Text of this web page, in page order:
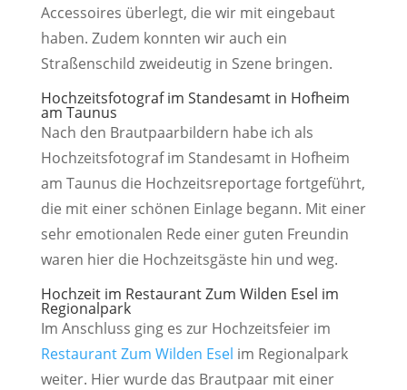
Accessoires überlegt, die wir mit eingebaut
haben. Zudem konnten wir auch ein
Straßenschild zweideutig in Szene bringen.
Hochzeitsfotograf im Standesamt in Hofheim
am Taunus
Nach den Brautpaarbildern habe ich als
Hochzeitsfotograf im Standesamt in Hofheim
am Taunus die Hochzeitsreportage fortgeführt,
die mit einer schönen Einlage begann. Mit einer
sehr emotionalen Rede einer guten Freundin
waren hier die Hochzeitsgäste hin und weg.
Hochzeit im Restaurant Zum Wilden Esel im
Regionalpark
Im Anschluss ging es zur Hochzeitsfeier im
Restaurant Zum Wilden Esel im Regionalpark
weiter. Hier wurde das Brautpaar mit einer